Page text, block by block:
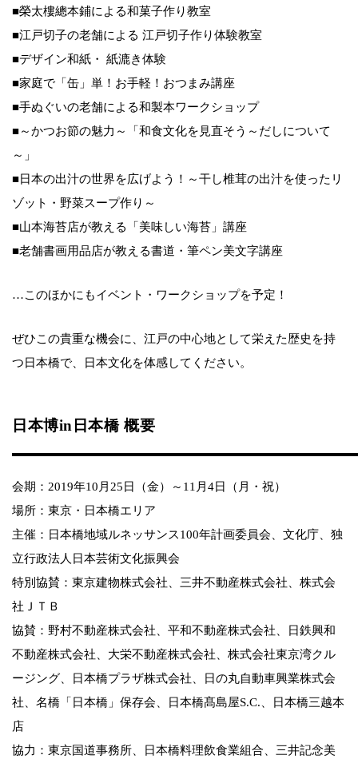
■榮太樓總本鋪による和菓子作り教室
■江戸切子の老舗による 江戸切子作り体験教室
■デザイン和紙・ 紙漉き体験
■家庭で「缶」単！お手軽！おつまみ講座
■手ぬぐいの老舗による和製本ワークショップ
■～かつお節の魅力～「和食文化を見直そう～だしについて
～」
■日本の出汁の世界を広げよう！～干し椎茸の出汁を使ったリ
ゾット・野菜スープ作り～
■山本海苔店が教える「美味しい海苔」講座
■老舗書画用品店が教える書道・筆ペン美文字講座
…このほかにもイベント・ワークショップを予定！
ぜひこの貴重な機会に、江戸の中心地として栄えた歴史を持
つ日本橋で、日本文化を体感してください。
日本博in日本橋 概要
会期：2019年10月25日（金）～11月4日（月・祝）
場所：東京・日本橋エリア
主催：日本橋地域ルネッサンス100年計画委員会、文化庁、独
立行政法人日本芸術文化振興会
特別協賛：東京建物株式会社、三井不動産株式会社、株式会
社ＪＴＢ
協賛：野村不動産株式会社、平和不動産株式会社、日鉄興和
不動産株式会社、大栄不動産株式会社、株式会社東京湾クル
ージング、日本橋プラザ株式会社、日の丸自動車興業株式会
社、名橋「日本橋」保存会、日本橋髙島屋S.C.、日本橋三越本
店
協力：東京国道事務所、日本橋料理飲食業組合、三井記念美